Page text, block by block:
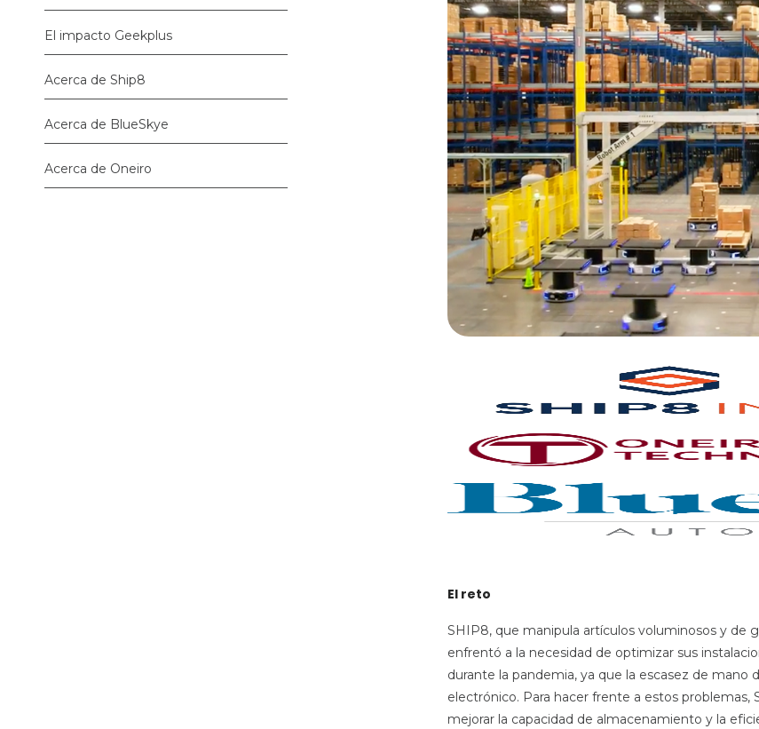
El impacto Geekplus
Acerca de Ship8
Acerca de BlueSkye
Acerca de Oneiro
El reto
SHIP8, que manipula artículos voluminosos y de
enfrentó a la necesidad de optimizar sus
durante la pandemia, ya que la escasez de
electrónico. Para hacer frente a estos
mejorar la capacidad de almacenamiento y la